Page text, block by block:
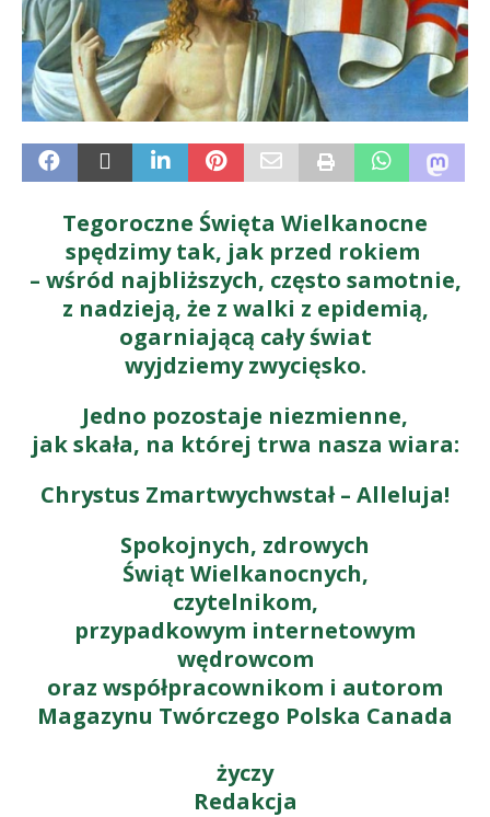
Tegoroczne Święta Wielkanocne
spędzimy tak, jak przed rokiem
– wśród najbliższych, często samotnie,
z nadzieją, że z walki z epidemią,
ogarniającą cały świat
wyjdziemy zwycięsko.
Jedno pozostaje niezmienne,
jak skała, na której trwa nasza wiara:
Chrystus Zmartwychwstał – Alleluja!
Spokojnych, zdrowych
Świąt Wielkanocnych,
czytelnikom,
przypadkowym internetowym
wędrowcom
oraz współpracownikom i autorom
Magazynu Twórczego Polska Canada
życzy
Redakcja